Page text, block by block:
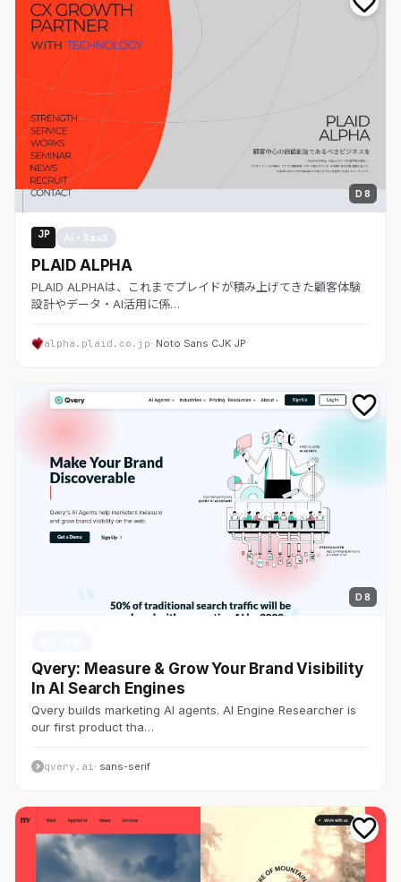
D 8
JP AI・SaaS
PLAID ALPHA
PLAID ALPHAは、これまでプレイドが積み上げてきた顧客体験
設計やデータ・AI活用に係…
alpha.plaid.co.jp· Noto Sans CJK JP
D 8
Qvery: Measure & Grow Your Brand Visibility
In AI Search Engines
Qvery builds marketing AI agents. AI Engine Researcher is
our first product tha…
qvery.ai · sans-serif